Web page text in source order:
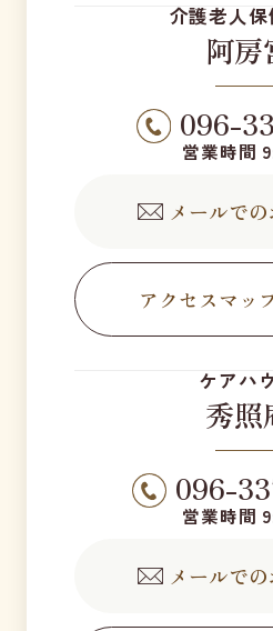
介護老人
阿房
096-
営業時間
メールで
アクセスマッ
ケアハ
秀照
096-
営業時間
メールで